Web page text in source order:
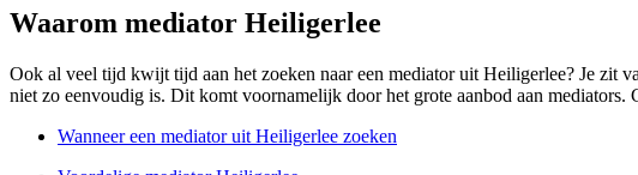
Waarom mediator Heiligerlee
Ook al veel tijd kwijt tijd aan het zoeken naar een mediator uit Heiligerlee? Je zit
niet zo eenvoudig is. Dit komt voornamelijk door het grote aanbod aan
Wanneer een mediator uit Heiligerlee zoeken